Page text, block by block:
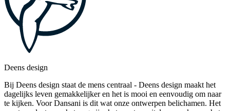
Deens design
Bij Deens design staat de mens centraal - Deens design maakt het
dagelijks leven gemakkelijker en het is mooi en eenvoudig om naar
te kijken. Voor Dansani is dit wat onze ontwerpen belichamen. Het